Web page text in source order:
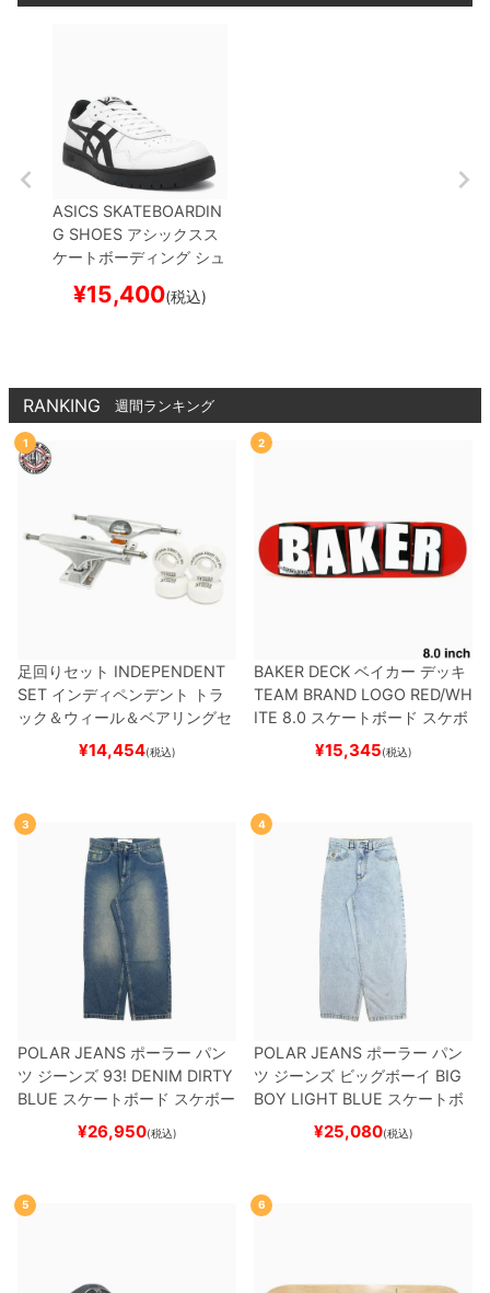
ASICS SKATEBOARDIN
G SHOES アシックスス
ケートボーディング シュ
ーズ スニーカー
PROWHITE/BLACKス
¥15,400(税込)
RANKING 週間ランキング
1
足回りセット INDEPENDENT
SET インディペンデント
トラ
ック＆ウィール＆ベアリングセ
（トリック用）
ード スケボー
¥14,454(税込)
2
BAKER DECK ベイカー デッキ
TEAM BRAND LOGO RED/WH
ITE 8.0 スケートボード スケボ
¥15,345(税込)
3
POLAR JEANS ポーラー パン
ツ ジーンズ 93! DENIM DIRTY
BLUE スケートボード スケボー
¥26,950(税込)
4
POLAR JEANS ポーラー パン
ツ ジーンズ ビッグボーイ BIG
BOY LIGHT BLUE スケートボ
ード スケボー
¥25,080(税込)
5 6